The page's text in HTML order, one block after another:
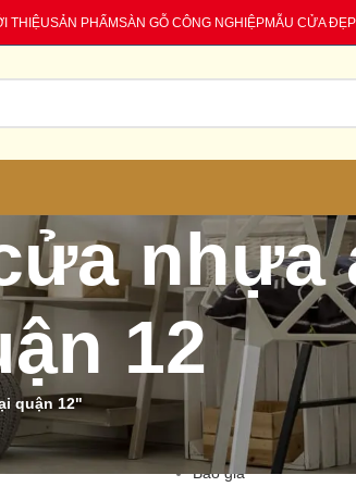
THIỆUSẢN PHẨMSÀN GỖ CÔNG NGHIỆPMẪU CỬA
nhựa
12
quận 12"
CATEGORIES
Báo giá